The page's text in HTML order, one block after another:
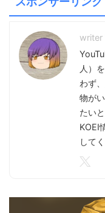
人）
わず
物が
たい
KOEI
して